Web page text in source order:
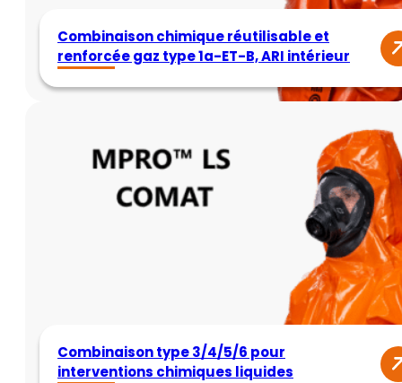
Combinaison chimique réutilisable et
renforcée gaz type 1a-ET-B, ARI intérieur
Combinaison type 3/4/5/6 pour
interventions chimiques liquides